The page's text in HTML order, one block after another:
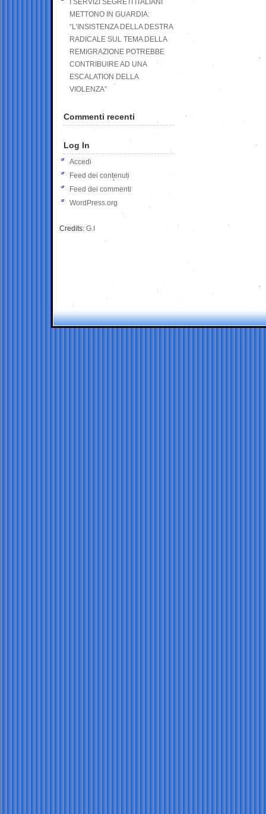
I SERVIZI SEGRETI ITALIANI
METTONO IN GUARDIA:
“L’INSISTENZA DELLA DESTRA
RADICALE SUL TEMA DELLA
REMIGRAZIONE POTREBBE
CONTRIBUIRE AD UNA
ESCALATION DELLA
VIOLENZA”
Commenti recenti
Log In
Accedi
Feed dei contenuti
Feed dei commenti
WordPress.org
Credits: G.I